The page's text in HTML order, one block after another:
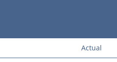
Actual